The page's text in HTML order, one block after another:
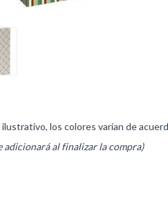
los colores varían de
adicionará al finalizar la compra)